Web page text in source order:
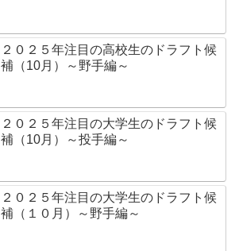
２０２５年注目の高校生のドラフト候
補（10月）～野手編～
２０２５年注目の大学生のドラフト候
補（10月）～投手編～
２０２５年注目の大学生のドラフト候
補（１０月）～野手編～